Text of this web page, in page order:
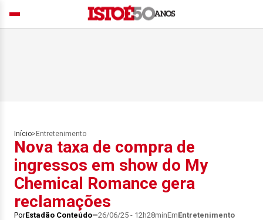
Início> Entretenimento
Nova taxa de compra de
ingressos em show do My
Chemical Romance gera
reclamações
PorEstadão Conteúdo 26/06/25 - 12h28minEmEntretenimento